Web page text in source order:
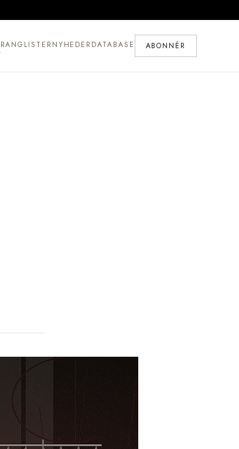
RANGLISTERNYHEDERDATABASE ABONNÉR